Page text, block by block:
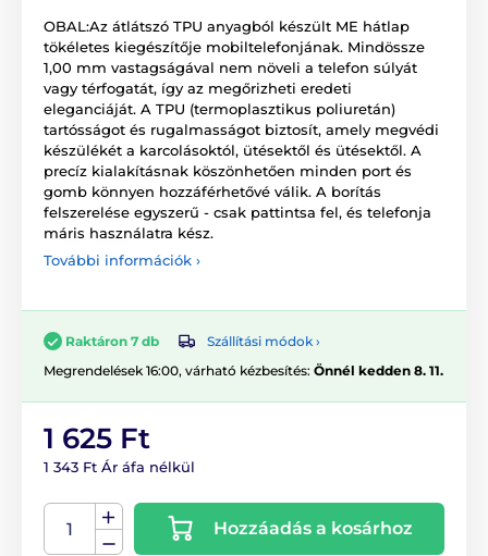
OBAL:Az átlátszó TPU anyagból készült ME hátlap
tökéletes kiegészítője mobiltelefonjának. Mindössze
1,00 mm vastagságával nem növeli a telefon súlyát
vagy térfogatát, így az megőrizheti eredeti
eleganciáját. A TPU (termoplasztikus poliuretán)
tartósságot és rugalmasságot biztosít, amely megvédi
készülékét a karcolásoktól, ütésektől és ütésektől. A
precíz kialakításnak köszönhetően minden port és
gomb könnyen hozzáférhetővé válik. A borítás
felszerelése egyszerű - csak pattintsa fel, és telefonja
máris használatra kész.
További információk ›
Raktáron 7 db
Szállítási módok ›
Megrendelések 16:00, várható kézbesítés: Önnél kedden 8. 11.
1 625 Ft
1 343 Ft Ár áfa nélkül
Hozzáadás a kosárhoz